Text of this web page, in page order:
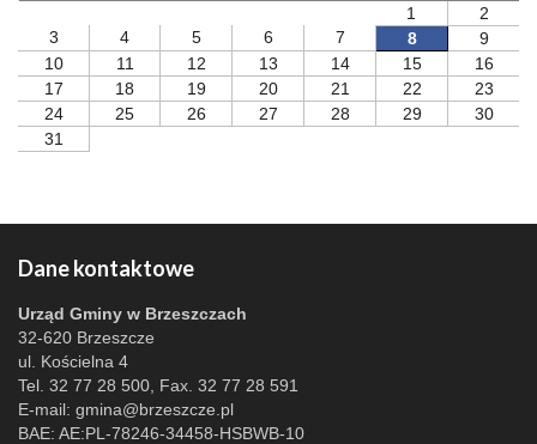
1
2
3
4 5 6 7 8
9
10
11 12 13 14 15
16
17
18 19 20 21 22
23
24
25 26 27 28 29
30
31
Dane kontaktowe
Urząd Gminy w Brzeszczach
32-620 Brzeszcze
ul. Kościelna 4
Tel. 32 77 28 500, Fax. 32 77 28 591
E-mail: gmina@brzeszcze.pl
BAE: AE:PL-78246-34458-HSBWB-10